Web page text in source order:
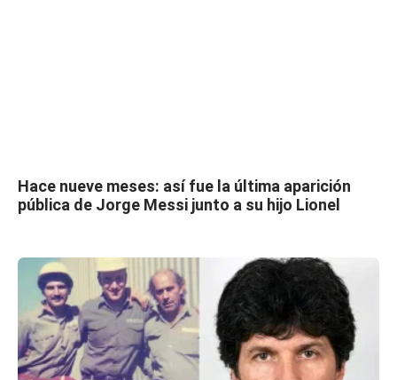
Hace nueve meses: así fue la última aparición
pública de Jorge Messi junto a su hijo Lionel